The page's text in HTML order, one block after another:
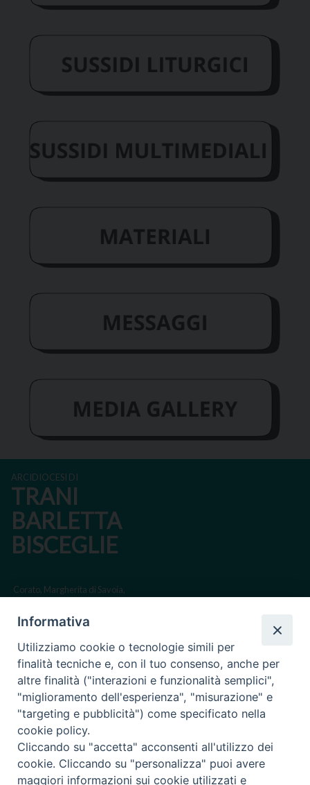
ARCIDIOCESI DI
TRANI
BARLETTA
BISCEGLIE
Corato, Margherita di Savoia,
Regione ecclesiastica Puglia
Via Beltrani, 9
76125 Trani BT
Centralino Tel. 0883 494211
Cancelleria Tel. 0883 494204
cancelleria@arcidiocesitrani.it
Informativa
Utilizziamo cookie o tecnologie simili per
finalità tecniche e, con il tuo consenso, anche per
altre finalità ("interazioni e funzionalità semplici",
"miglioramento dell'esperienza", "misurazione" e
"targeting e pubblicità") come specificato nella
cookie policy.
Cliccando su "accetta" acconsenti all'utilizzo dei
cookie. Cliccando su "personalizza" puoi avere
maggiori informazioni sui cookie utilizzati e